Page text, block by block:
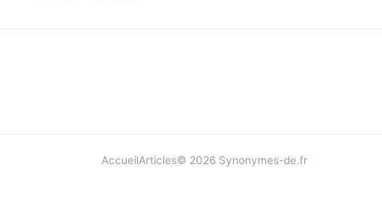
AccueilArticles© 2026 Synonymes-de.fr